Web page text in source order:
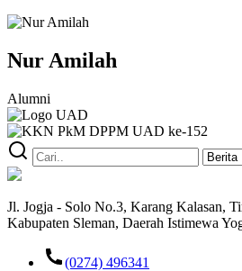
Nur Amilah
Alumni
Jl. Jogja - Solo No.3, Karang Kalasan,
Kabupaten Sleman, Daerah Istimewa
(0274) 496341